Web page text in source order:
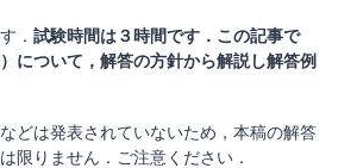
． 試験時間は３時間です．この記事で
について，解答の方針から解説し解答例
どは発表されていないため，本稿の解答
限りません．ご注意ください．